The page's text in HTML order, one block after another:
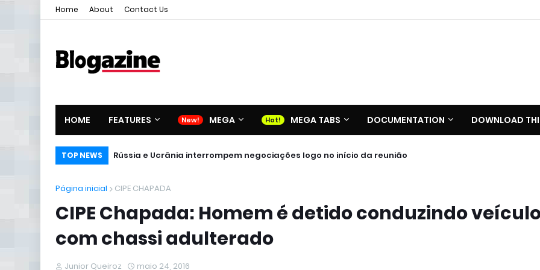
Home About Contact Us
HOME FEATURES MEGA MEGA TABS DOCUMENTATION DOWNLOAD
TOP NEWS Rússia e Ucrânia interrompem negociações logo no início da reunião
Página inicial CIPE CHAPADA
CIPE Chapada: Homem é detido conduzindo
com chassi adulterado
Junior Queiroz maio 24, 2016